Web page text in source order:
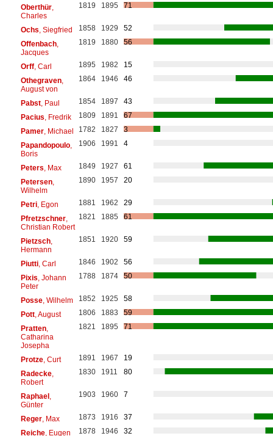
Oberthür,
Charles
1819 1895 71
Ochs , Siegfried 1858 1929
52
Offenbach,
Jacques
1819 1880 56
Orff, Carl 1895 1982
15
Othegraven,
August von
1864 1946 46
Pabst, Paul 1854 1897
43
Pacius , Fredrik 1809 1891
67
Pamer, Michael 1782 1827
3
Papandopoulo,
Boris
1906 1991 4
Peters , Max 1849 1927
61
Petersen,
Wilhelm
1890 1957 20
Petri, Egon 1881 1962
29
Pfretzschner,
Christian Robert
1821 1885 61
Pietzsch,
Hermann
1851 1920 59
Piutti, Carl 1846 1902
56
Pixis , Johann
Peter
1788 1874 50
Posse, Wilhelm 1852 1925
58
Pott, August 1806 1883
59
Pratten,
Catharina
Josepha
1821 1895 71
Protze, Curt 1891 1967
19
Radecke,
Robert
1830 1911 80
Raphael,
Günter
1903 1960 7
Reger, Max 1873 1916
37
Reiche, Eugen 1878 1946
32